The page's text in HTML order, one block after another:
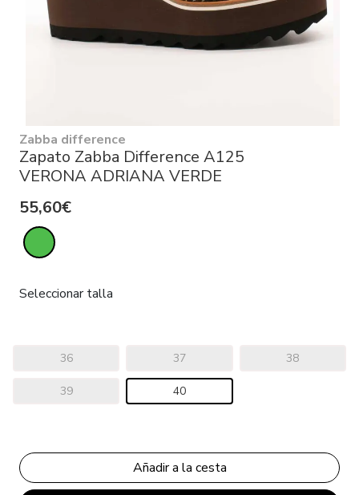
Zabba difference
Zapato Zabba Difference A125
VERONA ADRIANA VERDE
55,60€
Seleccionar talla
36 37 38
39 40